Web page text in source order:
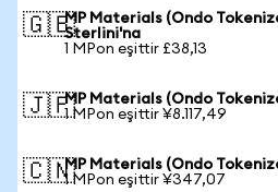
🇬🇧MP Materials (Ondo
Sterlini'na
1 MPon eşittir £38,13
🇯🇵MP Materials (Ondo
1 MPon eşittir ¥8.117,49
🇨🇳MP Materials (Ondo
1 MPon eşittir ¥347,07